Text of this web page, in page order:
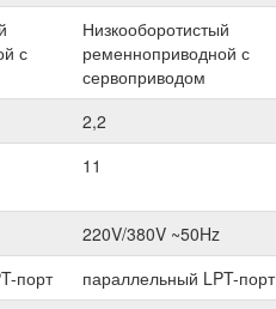
с
Низкооборотистый
ременноприводной с
сервоприводом
2,2
11
220V/380V ~50Hz
порт параллельный LPT-порт